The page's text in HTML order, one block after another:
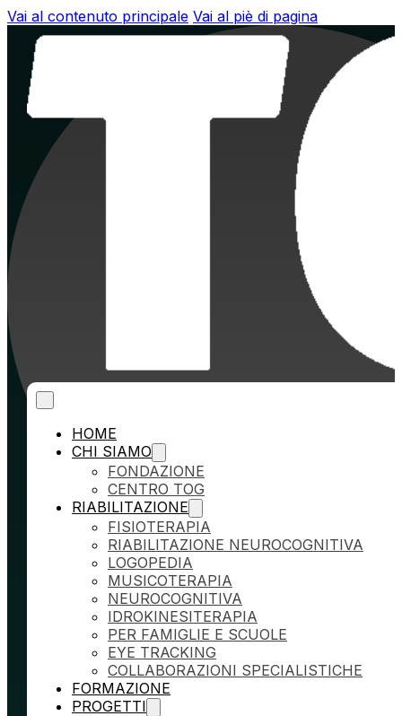
Vai al contenuto principale Vai al piè di pagina
HOME
CHI SIAMO
FONDAZIONE
CENTRO TOG
RIABILITAZIONE
FISIOTERAPIA
RIABILITAZIONE NEUROCOGNITIVA
LOGOPEDIA
MUSICOTERAPIA
NEUROCOGNITIVA
IDROKINESITERAPIA
PER FAMIGLIE E SCUOLE
EYE TRACKING
COLLABORAZIONI SPECIALISTICHE
FORMAZIONE
PROGETTI